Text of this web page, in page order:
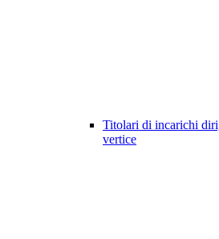
Titolari di incarichi
vertice